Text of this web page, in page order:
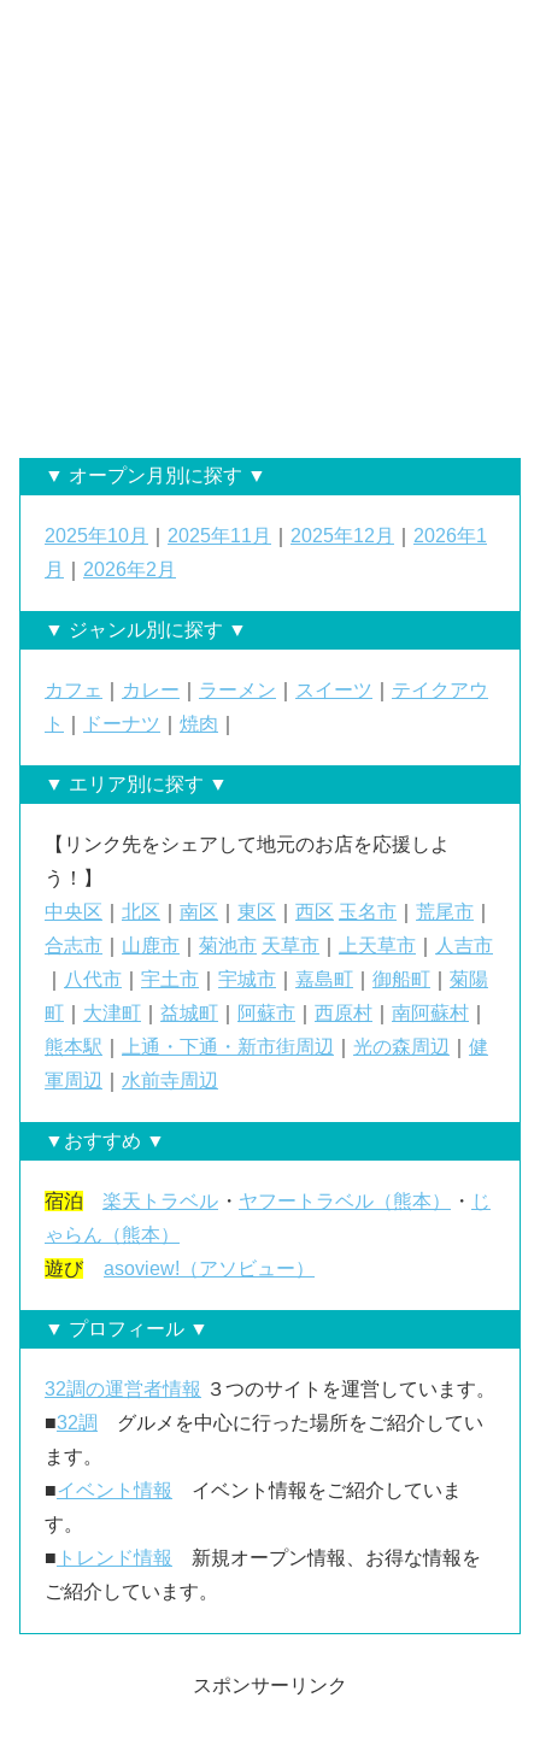
▼ オープン月別に探す ▼
2025年10月 2025年11月 2025年12月
2026年1
月
2026年2月
▼ ジャンル別に探す ▼
カフェ カレー ラーメン スイーツ
テイクアウ
ト
ドーナツ 焼肉
▼ エリア別に探す ▼
【リンク先をシェアして地元のお店を応援しよ
う！】
中央区
北区 南区 東区 西区 玉名市 荒尾市
合志市
山鹿市 菊池市 天草市 上天草市
人吉市
八代市 宇土市 宇城市 嘉島町 御船町
菊陽
町
大津町 益城町 阿蘇市 西原村 南阿蘇村
熊本駅
上通・下通・新市街周辺 光の森周辺
健
軍周辺
水前寺周辺
▼おすすめ ▼
宿泊 楽天トラベル ・ ヤフートラベル（熊本） ・ じ
ゃらん（熊本）
遊び
asoview!（アソビュー）
▼ プロフィール ▼
32調の運営者情報 ３つのサイトを運営しています。
■32調
グルメを中心に行った場所をご紹介してい
ます。
■イベント情報
イベント情報をご紹介していま
す。
■ トレンド情報
新規オープン情報、お得な情報を
ご紹介しています。
スポンサーリンク